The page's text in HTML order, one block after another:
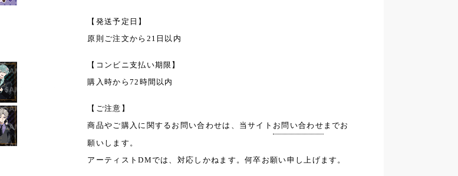
【発送予定日】
原則ご注文から21日以内
【コンビニ支払い期限】
購入時から72時間以内
【ご注意】
商品やご購入に関するお問い合わせは、当サイト お問い合わせ までお
願いします。
アーティストDMでは、対応しかねます。何卒お願い申し上げます。